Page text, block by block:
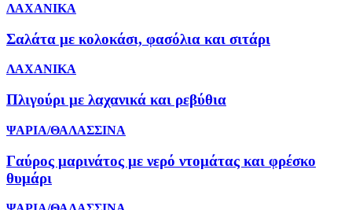
ΛΑΧΑΝΙΚΑ
Σαλάτα με κολοκάσι, φασόλια και σιτάρι
ΛΑΧΑΝΙΚΑ
Πλιγούρι με λαχανικά και ρεβύθια
ΨΑΡΙΑ/ΘΑΛΑΣΣΙΝΑ
Γαύρος μαρινάτος με νερό ντομάτας και φρέσκο
θυμάρι